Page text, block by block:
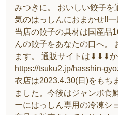
みつきに。 おいしい餃子を
気のはっしんにおまかせ!!一
当店の餃子の具材は国産品
んの餃子をあなたの口へ。
ます。 通販サイトは⬇︎⬇︎⬇︎
https://tsuku2.jp/hasshin-
衣店は2023.4.30(日)をもち
ました。今後はジャンボ食
ーにはっしん専用の冷凍シ